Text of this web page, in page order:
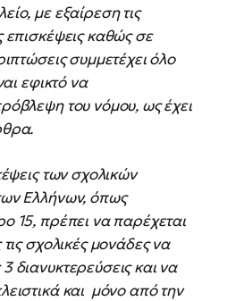
με εξαίρεση τις
επισκέψεις καθώς σε
συμμετέχει όλο
εφικτό να
του νόμου, ως έχει
των σχολικών
Ελλήνων, όπως
15, πρέπει να παρέχεται
σχολικές μονάδες να
διανυκτερεύσεις και να
και μόνο από την